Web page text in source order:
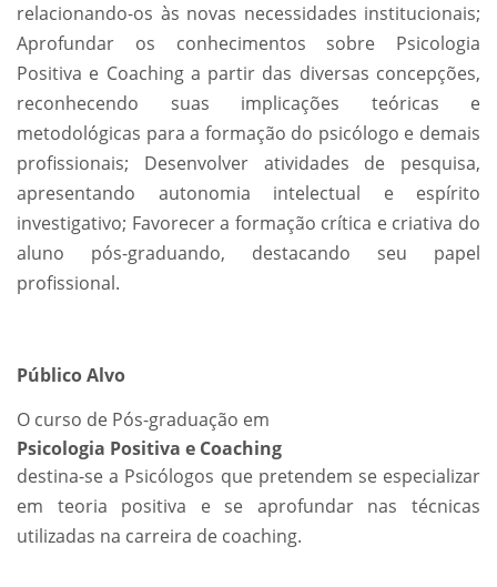
relacionando-os às novas necessidades institucionais;
Aprofundar os conhecimentos sobre Psicologia
Positiva e Coaching a partir das diversas concepções,
reconhecendo suas implicações teóricas e
metodológicas para a formação do psicólogo e demais
profissionais; Desenvolver atividades de pesquisa,
apresentando autonomia intelectual e espírito
investigativo; Favorecer a formação crítica e criativa do
aluno pós-graduando, destacando seu papel
profissional.
Público Alvo
O curso de Pós-graduação em
Psicologia Positiva e Coaching
destina-se a Psicólogos que pretendem se especializar
em teoria positiva e se aprofundar nas técnicas
utilizadas na carreira de coaching.